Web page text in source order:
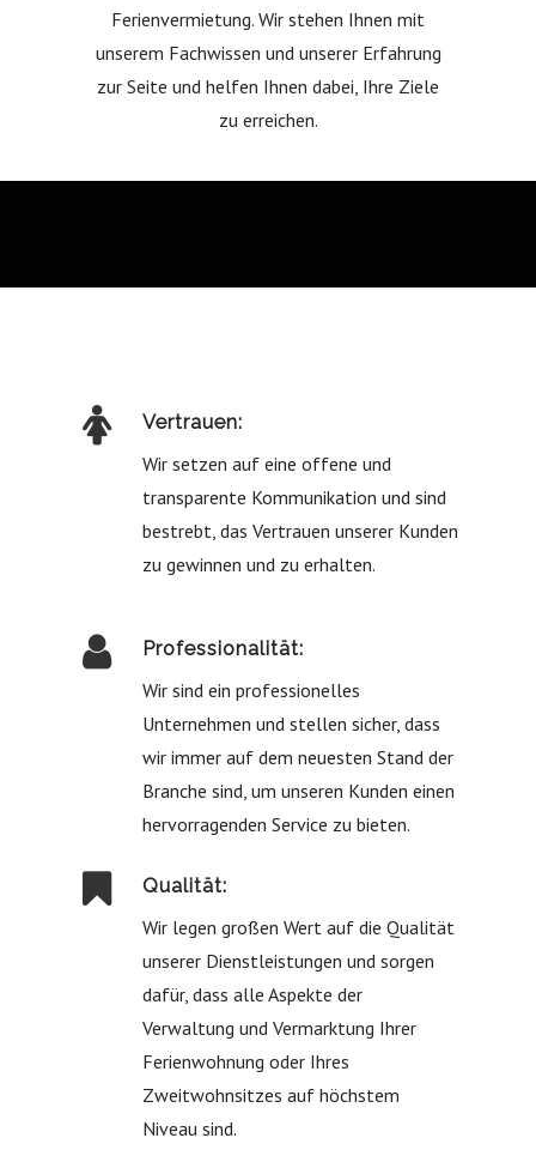
Ferienvermietung. Wir stehen Ihnen mit
unserem Fachwissen und unserer Erfahrung
zur Seite und helfen Ihnen dabei, Ihre Ziele
zu erreichen.
Vertrauen:
Wir setzen auf eine offene und
transparente Kommunikation und sind
bestrebt, das Vertrauen unserer Kunden
zu gewinnen und zu erhalten.
Professionalität:
Wir sind ein professionelles
Unternehmen und stellen sicher, dass
wir immer auf dem neuesten Stand der
Branche sind, um unseren Kunden einen
hervorragenden Service zu bieten.
Qualität:
Wir legen großen Wert auf die Qualität
unserer Dienstleistungen und sorgen
dafür, dass alle Aspekte der
Verwaltung und Vermarktung Ihrer
Ferienwohnung oder Ihres
Zweitwohnsitzes auf höchstem
Niveau sind.